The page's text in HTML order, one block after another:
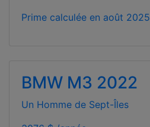
Prime calculée en août 2025
BMW M3 2022
Un Homme de Sept-Îles